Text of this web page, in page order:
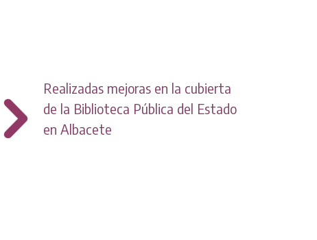
Realizadas mejoras en la cubierta
de la Biblioteca Pública del Estado
en Albacete